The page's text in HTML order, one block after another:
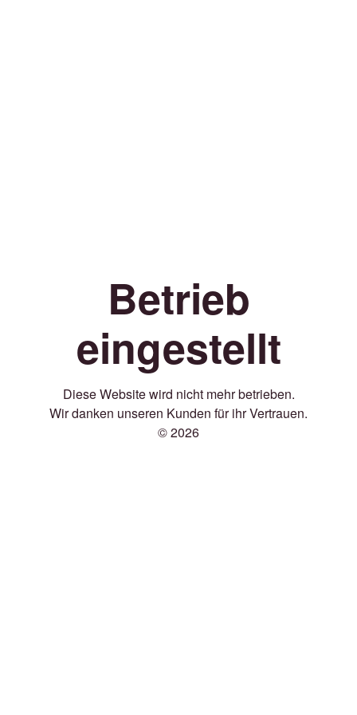
Betrieb
eingestellt
Diese Website wird nicht mehr betrieben.
Wir danken unseren Kunden für ihr Vertrauen.
© 2026